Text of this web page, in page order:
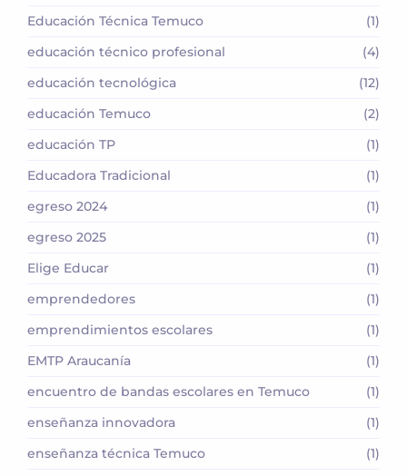
Educación Técnica Temuco
(1)
educación técnico profesional
(4)
educación tecnológica
(12)
educación Temuco
(2)
educación TP
(1)
Educadora Tradicional
(1)
egreso 2024
(1)
egreso 2025
(1)
Elige Educar
(1)
emprendedores
(1)
emprendimientos escolares
(1)
EMTP Araucanía
(1)
encuentro de bandas escolares en Temuco
(1)
enseñanza innovadora
(1)
enseñanza técnica Temuco
(1)